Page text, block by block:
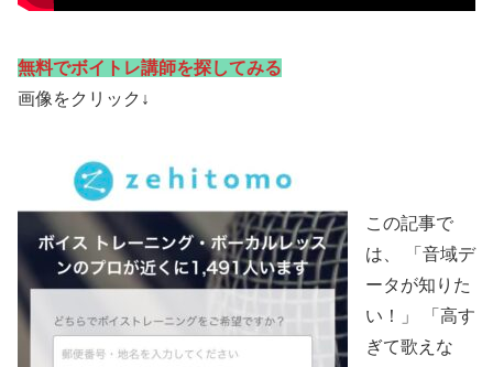
無料でボイトレ講師を探してみる
画像をクリック↓
この記事で
は、 「音域デ
ータが知りた
い！」 「高す
ぎて歌えな